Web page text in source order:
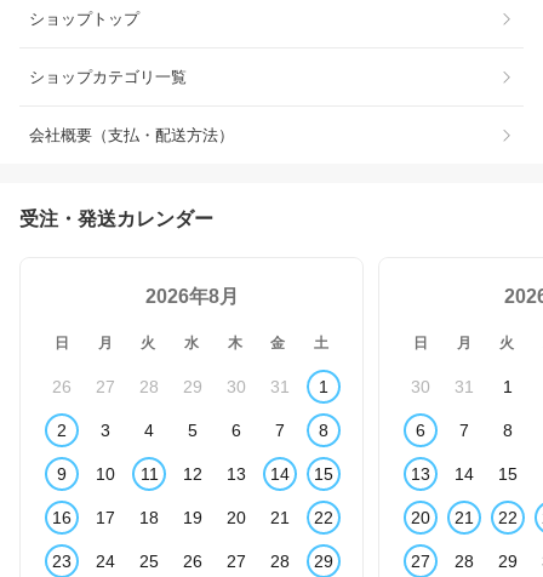
ショップトップ
ショップカテゴリ一覧
会社概要（支払・配送方法）
受注・発送カレンダー
2026年8月
日 月 火 水 木 金 土
26 27 28 29 30 31 1
2 3 4 5 6 7 8
9 10 11 12 13 14 15
16 17 18 19 20 21 22
23 24 25 26 27 28 29
日 月 火
30 31 1
6 7 8
13 14 15
20 21 22
27 28 29